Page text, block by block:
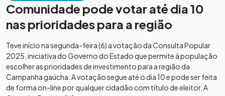
Comunidade pode votar até dia 10
nas prioridades para a região
Teve início na segunda-feira (6) a votação da Consulta Popular
2025, iniciativa do Governo do Estado que permite à população
escolher as prioridades de investimento para a região da
Campanha gaúcha. A votação segue até o dia 10 e pode ser feita
de forma on-line por qualquer cidadão com título de eleitor. A